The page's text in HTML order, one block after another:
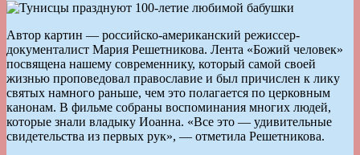
Автор картин — российско-американский режиссер-
документалист Мария Решетникова. Лента «Божий человек»
посвящена нашему современнику, который самой своей
жизнью проповедовал православие и был причислен к лику
святых намного раньше, чем это полагается по церковным
канонам. В фильме собраны воспоминания многих людей,
которые знали владыку Иоанна. «Все это — удивительные
свидетельства из первых рук», — отметила Решетникова.